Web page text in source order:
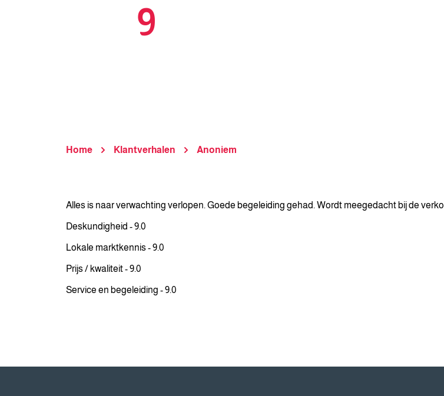
9
Home Klantverhalen Anoniem
Alles is naar verwachting verlopen. Goede begeleiding gehad. Wordt meegedacht bij de
Deskundigheid - 9.0
Lokale marktkennis - 9.0
Prijs / kwaliteit - 9.0
Service en begeleiding - 9.0